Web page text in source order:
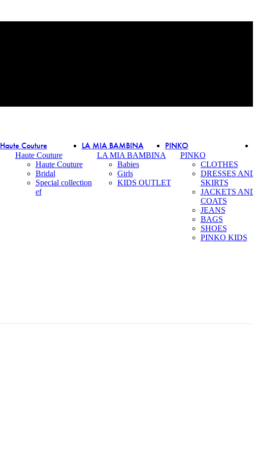
Haute Couture
Haute Couture
Haute Couture
Bridal
Special collection
ef
LA MIA BAMBINA
LA MIA BAMBINA
Babies
Girls
KIDS OUTLET
PINKO
PINKO
CLOTHES
DRESSES AND
SKIRTS
JACKETS AND
COATS
JEANS
BAGS
SHOES
PINKO KIDS